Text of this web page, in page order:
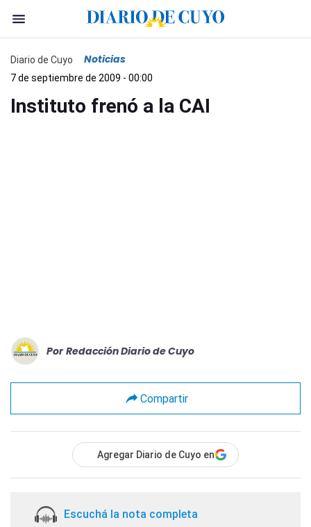
Diario de Cuyo Noticias
7 de septiembre de 2009 - 00:00
Instituto frenó a la CAI
Por Redacción Diario de Cuyo
Compartir
Agregar Diario de Cuyo en
Escuchá la nota completa